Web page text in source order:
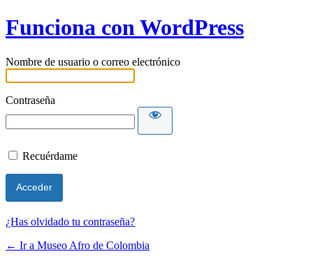
Funciona con WordPress
Nombre de usuario o correo electrónico
Contraseña
Recuérdame
¿Has olvidado tu contraseña?
← Ir a Museo Afro de Colombia